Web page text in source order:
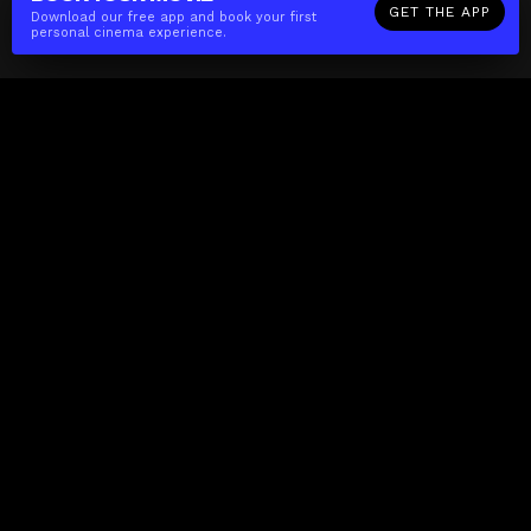
Download our free app and book your first
personal cinema experience.
GET THE APP